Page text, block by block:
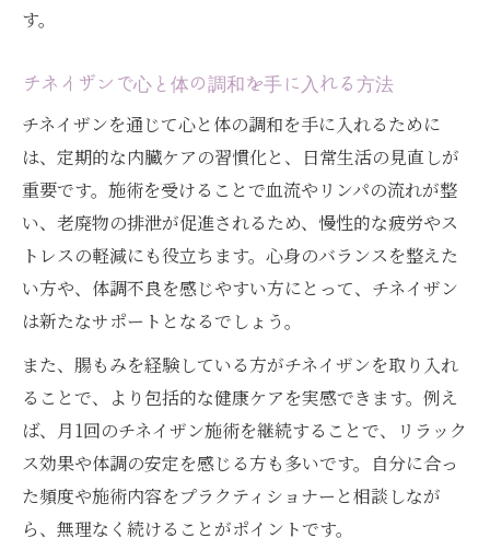
す。
チネイザンで心と体の調和を手に入れる方法
チネイザンを通じて心と体の調和を手に入れるために
は、定期的な内臓ケアの習慣化と、日常生活の見直しが
重要です。施術を受けることで血流やリンパの流れが整
い、老廃物の排泄が促進されるため、慢性的な疲労やス
トレスの軽減にも役立ちます。心身のバランスを整えた
い方や、体調不良を感じやすい方にとって、チネイザン
は新たなサポートとなるでしょう。
また、腸もみを経験している方がチネイザンを取り入れ
ることで、より包括的な健康ケアを実感できます。例え
ば、月1回のチネイザン施術を継続することで、リラック
ス効果や体調の安定を感じる方も多いです。自分に合っ
た頻度や施術内容をプラクティショナーと相談しなが
ら、無理なく続けることがポイントです。